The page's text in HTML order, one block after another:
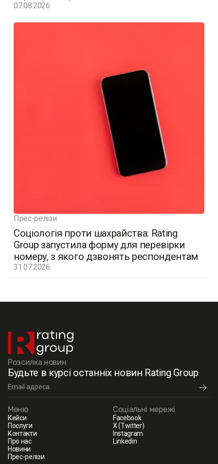
07.08.2026
Прес-релізи
Соціологія проти шахрайства: Rating
Group запустила форму для перевірки
номеру, з якого дзвонять респондентам
31.07.2026
Розсилка новин
Будьте в курсі останніх новин Rating Group
Меню
Кейси
Послуги
Контакти
Про нас
Новини
Прес-релізи
Соціальні мережі
Facebook
X (Twitter)
Instagram
Linkedin